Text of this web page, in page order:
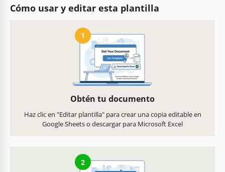
Cómo usar y editar esta plantilla
1
Obtén tu documento
Haz clic en "Editar plantilla" para crear una copia editable en
Google Sheets o descargar para Microsoft Excel
2